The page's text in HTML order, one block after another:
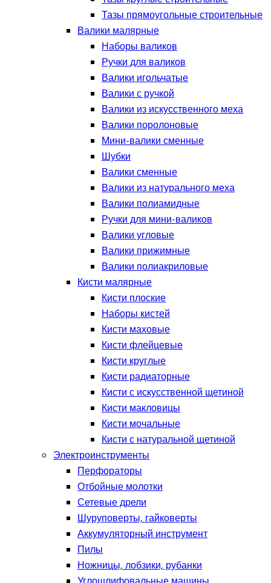
Тазы прямоугольные строительные
Валики малярные
Наборы валиков
Ручки для валиков
Валики игольчатые
Валики с ручкой
Валики из искусственного меха
Валики поролоновые
Мини-валики сменные
Шубки
Валики сменные
Валики из натурального меха
Валики полиамидные
Ручки для мини-валиков
Валики угловые
Валики прижимные
Валики полиакриловые
Кисти малярные
Кисти плоские
Наборы кистей
Кисти маховые
Кисти флейцевые
Кисти круглые
Кисти радиаторные
Кисти с искусственной щетиной
Кисти макловицы
Кисти мочальные
Кисти с натуральной щетиной
Электроинструменты
Перфораторы
Отбойные молотки
Сетевые дрели
Шуруповерты, гайковерты
Аккумуляторный инструмент
Пилы
Ножницы, лобзики, рубанки